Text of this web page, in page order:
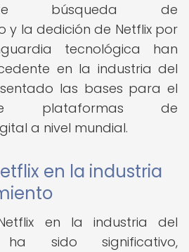
búsqueda de
y la dedición de Netflix por
tecnológica han
en la industria del
las bases para el
plataformas de
a nivel mundial.
en la industria
en la industria del
ha sido significativo,